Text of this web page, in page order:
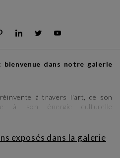
dans notre galerie
à travers l'art, de son
à son énergie culturelle
à tous ceux qui souhaitent
artistique actuelle.
exposés dans la galerie